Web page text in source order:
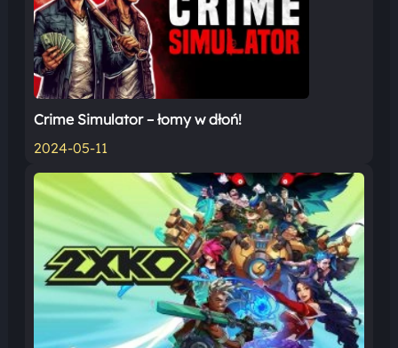
Crime Simulator – łomy w dłoń!
2024-05-11